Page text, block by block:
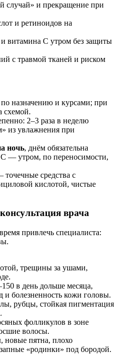
случай» и прекращение при
и ретиноидов на
витамина C утром без защиты
с травмой тканей и риском
назначению и курсами; при
схемой.
2–3 раза в неделю
из увлажнения при
ночь, днём обязательна
— утром, по переносимости,
средства с
кислотой, чистые
врача
привлечь специалиста:
трещины за ушами,
в день дольше месяца,
и болезненность кожи головы.
рубцы, стойкая пигментация
фолликулов в зоне
волосы.
новые пятна, плохо
«родинки» под бородой.